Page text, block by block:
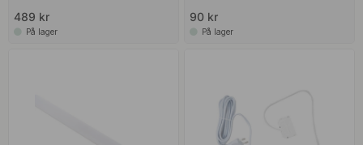
489 kr
På lager
90 kr
På lager